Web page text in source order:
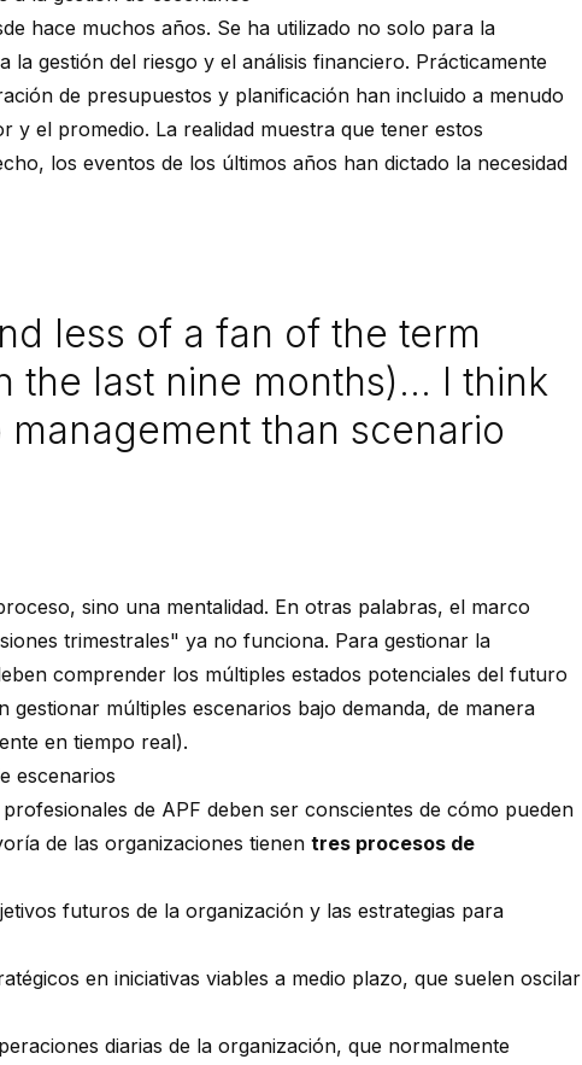
hace muchos años. Se ha utilizado no solo para la
la gestión del riesgo y el análisis financiero. Prácticamente
de presupuestos y planificación han incluido a menudo
y el promedio. La realidad muestra que tener estos
los eventos de los últimos años han dictado la necesidad
less of a fan of the term
the last nine months)... I think
than scenario
sino una mentalidad. En otras palabras, el marco
trimestrales" ya no funciona. Para gestionar la
comprender los múltiples estados potenciales del futuro
múltiples escenarios bajo demanda, de manera
en tiempo real).
escenarios
de APF deben ser conscientes de cómo pueden
de las organizaciones tienen tres procesos de
futuros de la organización y las estrategias para
en iniciativas viables a medio plazo, que suelen oscilar
diarias de la organización, que normalmente